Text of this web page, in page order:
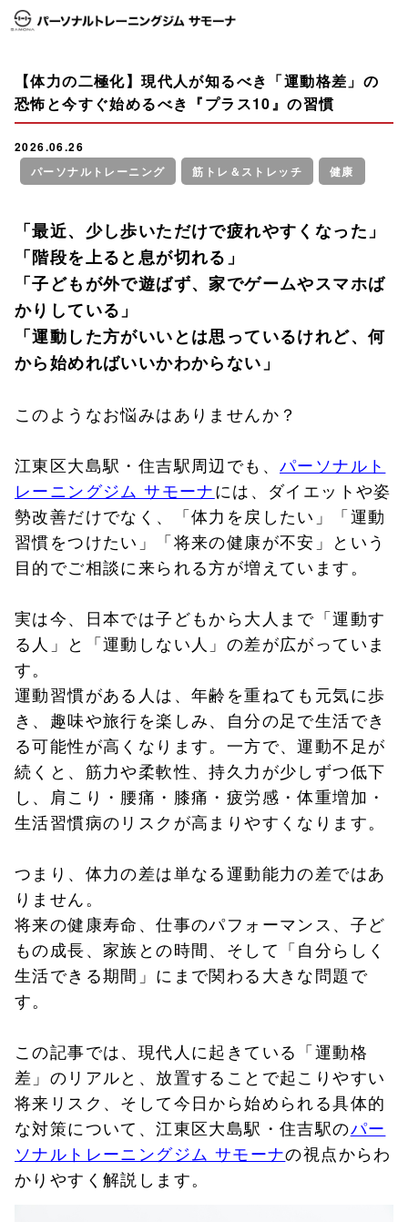
【体力の二極化】現代人が知るべき「運動格差」の
恐怖と今すぐ始めるべき『プラス10』の習慣
2026.06.26
パーソナルトレーニング
筋トレ＆ストレッチ 健康
「最近、少し歩いただけで疲れやすくなった」
「階段を上ると息が切れる」
「子どもが外で遊ばず、家でゲームやスマホば
かりしている」
「運動した方がいいとは思っているけれど、何
から始めればいいかわからない」
このようなお悩みはありませんか？
江東区大島駅・住吉駅周辺でも、 パーソナルト
レーニングジム サモーナには、ダイエットや姿
勢改善だけでなく、「体力を戻したい」「運動
習慣をつけたい」「将来の健康が不安」という
目的でご相談に来られる方が増えています。
実は今、日本では子どもから大人まで「運動す
る人」と「運動しない人」の差が広がっていま
す。
運動習慣がある人は、年齢を重ねても元気に歩
き、趣味や旅行を楽しみ、自分の足で生活でき
る可能性が高くなります。一方で、運動不足が
続くと、筋力や柔軟性、持久力が少しずつ低下
し、肩こり・腰痛・膝痛・疲労感・体重増加・
生活習慣病のリスクが高まりやすくなります。
つまり、体力の差は単なる運動能力の差ではあ
りません。
将来の健康寿命、仕事のパフォーマンス、子ど
もの成長、家族との時間、そして「自分らしく
生活できる期間」にまで関わる大きな問題で
す。
この記事では、現代人に起きている「運動格
差」のリアルと、放置することで起こりやすい
将来リスク、そして今日から始められる具体的
な対策について、江東区大島駅・住吉駅のパー
ソナルトレーニングジム サモーナの視点からわ
かりやすく解説します。